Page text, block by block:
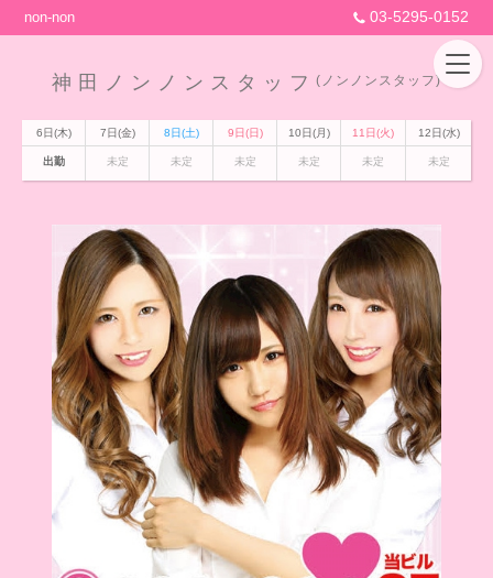
non-non 03-5295-0152
神田ノンノンスタッフ (ノンノンスタッフ)
6日(木) 7日(金) 8日(土) 9日(日) 10日(月) 11日(火) 12日(水)
出勤 未定 未定 未定 未定 未定 未定